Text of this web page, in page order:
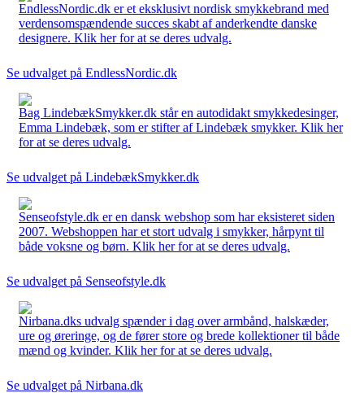
EndlessNordic.dk er et eksklusivt nordisk smykkebrand med
verdensomspændende succes skabt af anderkendte danske
designere. Klik her for at se deres udvalg.
Se udvalget på EndlessNordic.dk
Bag LindebækSmykker.dk står en autodidakt smykkedesinger,
Emma Lindebæk, som er stifter af Lindebæk smykker. Klik her
for at se deres udvalg.
Se udvalget på LindebækSmykker.dk
Senseofstyle.dk er en dansk webshop som har eksisteret siden
2007. Webshoppen har et stort udvalg i smykker, hårpynt til
både voksne og børn. Klik her for at se deres udvalg.
Se udvalget på Senseofstyle.dk
Nirbana.dks udvalg spænder i dag over armbånd, halskæder,
ure og øreringe, og de fører store og brede kollektioner til både
mænd og kvinder. Klik her for at se deres udvalg.
Se udvalget på Nirbana.dk